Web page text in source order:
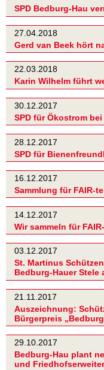
SPD Bedburg-Hau
27.04.2018
Gerd van Beek hört
22.03.2018
Karin Wilhelm führt
30.12.2017
SPD für Ökostrom
28.12.2017
SPD für
16.12.2017
Sammlung für FAIR-
14.12.2017
Wir sammeln für
03.12.2017
St. Martinus
Bedburg-Hauer Stele
21.11.2017
Auszeichnung:
Bürgerpreis
29.10.2017
Bedburg-Hau plant
und